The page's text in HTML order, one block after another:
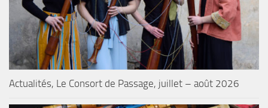
Actualités, Le Consort de Passage, juillet – août 2026